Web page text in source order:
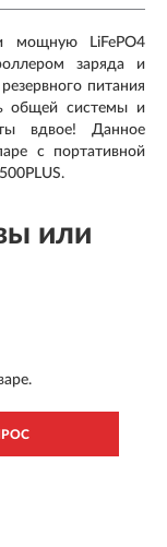
мощную LiFePO4
заряда и
питания
общей системы и
вдвое! Данное
с портативной
или